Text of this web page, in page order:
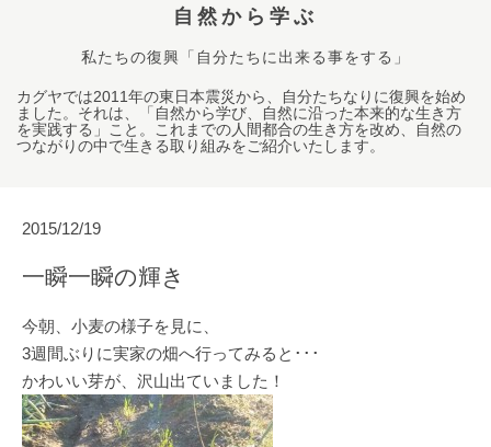
自然から学ぶ
私たちの復興「自分たちに出来る事をする」
カグヤでは2011年の東日本震災から、自分たちなりに復興を始め
ました。それは、「自然から学び、自然に沿った本来的な生き方
を実践する」こと。これまでの人間都合の生き方を改め、自然の
つながりの中で生きる取り組みをご紹介いたします。
2015/12/19
一瞬一瞬の輝き
今朝、小麦の様子を見に、
3週間ぶりに実家の畑へ行ってみると･･･
かわいい芽が、沢山出ていました！